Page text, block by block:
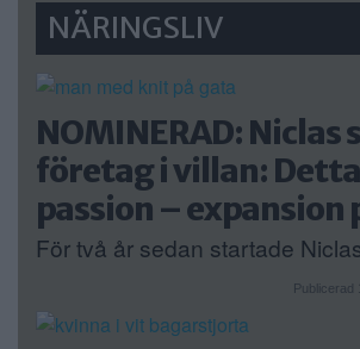
NÄRINGSLIV
NOMINERAD:
företag i villan:
passion – expansion
För två år sedan startade
Publicerad